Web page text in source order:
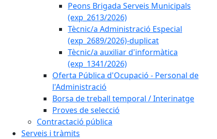
Peons Brigada Serveis Municipals
(exp_2613/2026)
Tècnic/a Administració Especial
(exp_2689/2026)-duplicat
Tècnic/a auxiliar d'informàtica
(exp_1341/2026)
Oferta Pública d'Ocupació - Personal de
l'Administració
Borsa de treball temporal / Interinatge
Proves de selecció
Contractació pública
Serveis i tràmits